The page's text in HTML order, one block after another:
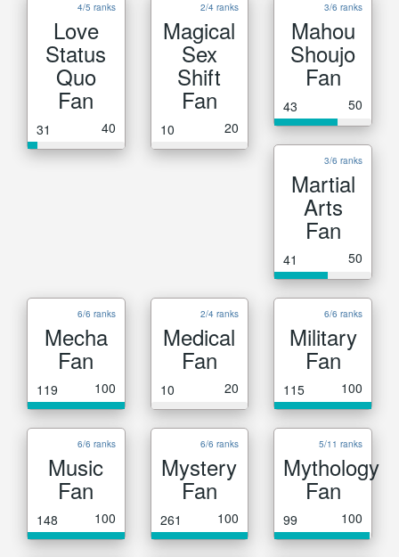
4/5 ranks
Love
Status
Quo
Fan
31 40
2/4 ranks
Magical
Sex
Shift
Fan
10 20
3/6 ranks
Mahou
Shoujo
Fan
43 50
3/6 ranks
Martial
Arts
Fan
41 50
6/6 ranks
Mecha
Fan
119 100
2/4 ranks
Medical
Fan
10 20
6/6 ranks
Military
Fan
115 100
6/6 ranks
Music
Fan
148 100
6/6 ranks
Mystery
Fan
261 100
5/11 ranks
Mythology
Fan
99 100